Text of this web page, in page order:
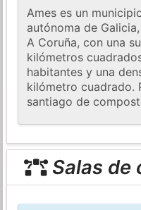
Ames es un
autónoma de
A Coruña, con una
kilómetros
habitantes y una
kilómetro cuadrado.
santiago de
Salas de